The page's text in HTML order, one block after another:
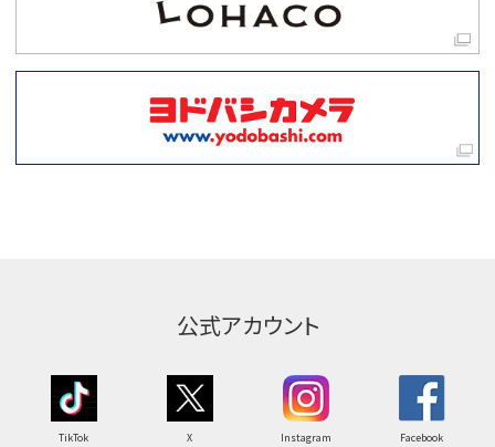
公式アカウント
TikTok X Instagram Facebook